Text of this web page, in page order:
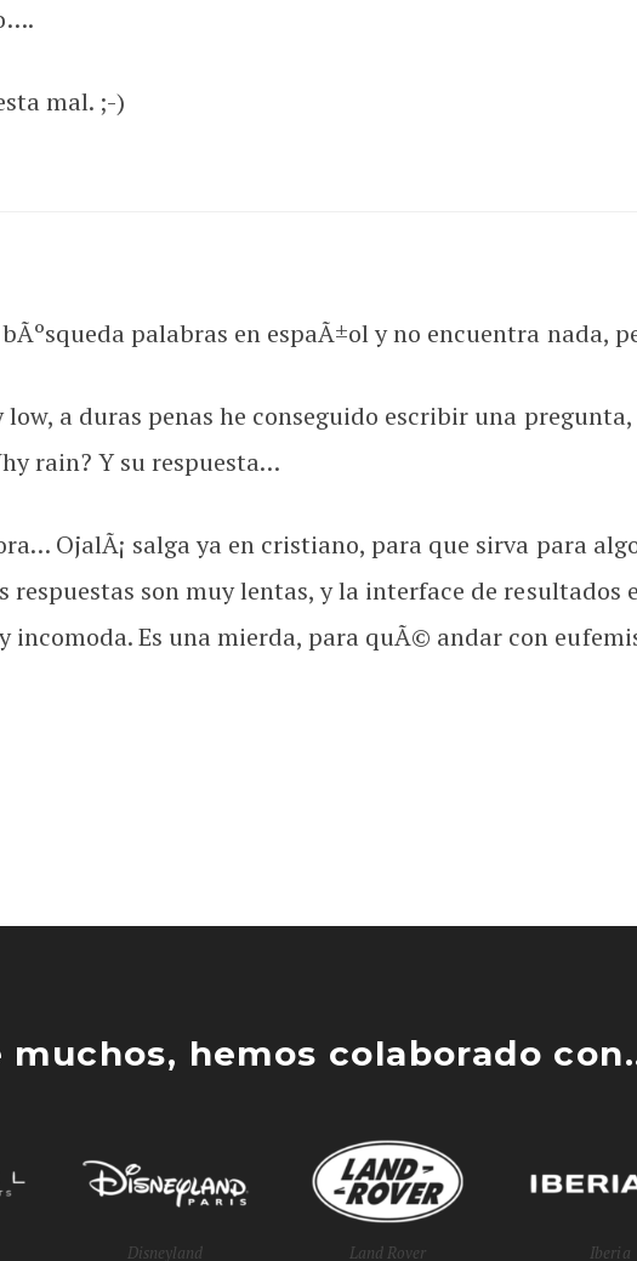
mal. ;-)
palabras en espaÃ±ol y no encuentra nada,
a duras penas he conseguido escribir una
rain? Y su respuesta…
OjalÃ¡ salga ya en cristiano, para que sirva para
respuestas son muy lentas, y la interface de resultados
incomoda. Es una mierda, para quÃ© andar con
muchos, hemos colaborado
Disneyland Land Rover Iberia